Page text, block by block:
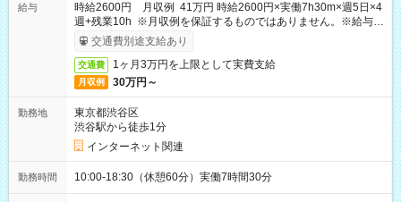
給与
時給2600円 月収例 41万円 時給2600円×実働7h30m×週5日×4
週+残業10h ※月収例を保証するものではありません。※給与即
受取りサービス利用可（利用条件有）
交通費別途支給あり
交通費 1ヶ月3万円を上限として実費支給
月収例 30万円～
勤務地
東京都渋谷区
渋谷駅から徒歩1分
インターネット関連
勤務時間 10:00-18:30（休憩60分）実働7時間30分